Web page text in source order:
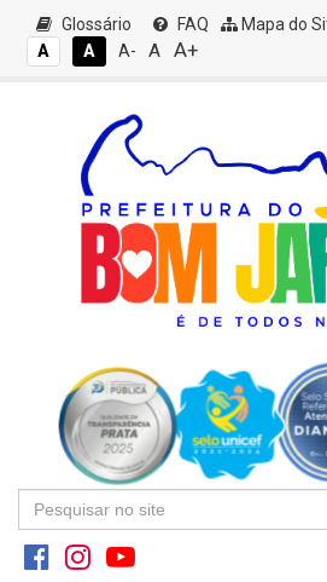
Glossário FAQ Mapa do
A
A A- A A+